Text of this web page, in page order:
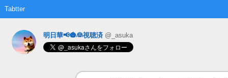
Tabtter
明日華📢🎃👰視聴済 @_asuka